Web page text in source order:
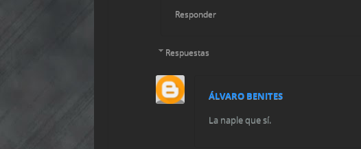
Responder
Respuestas
ÁLVARO BENITES
La naple que sí.